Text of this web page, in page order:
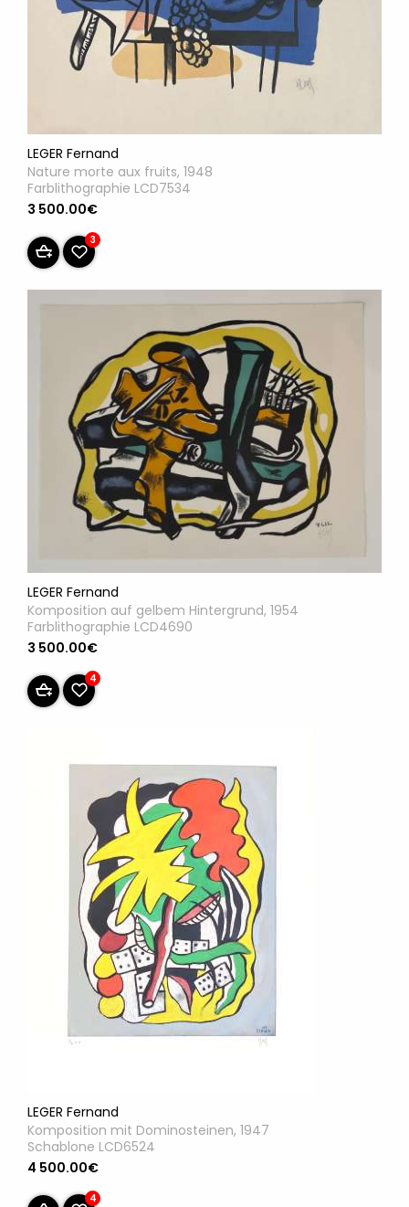
LEGER Fernand
Nature morte aux fruits, 1948
Farblithographie LCD7534
3 500.00€
3
LEGER Fernand
Komposition auf gelbem Hintergrund, 1954
Farblithographie LCD4690
3 500.00€
4
LEGER Fernand
Komposition mit Dominosteinen, 1947
Schablone LCD6524
4 500.00€
4